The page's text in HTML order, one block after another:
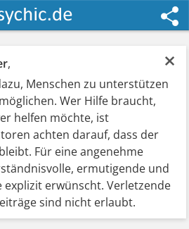
×
,
Menschen zu unterstützen
Wer Hilfe braucht,
helfen möchte, ist
achten darauf, dass der
Für eine angenehme
ermutigende und
explizit erwünscht. Verletzende
sind nicht erlaubt.